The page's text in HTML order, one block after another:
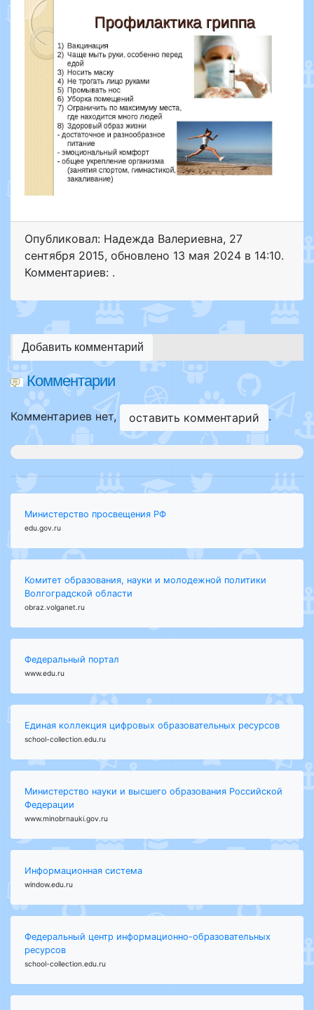
Опубликовал: Надежда Валериевна, 27
сентября 2015, обновлено 13 мая 2024 в 14:10.
Комментариев: .
Добавить комментарий
Комментарии
Комментариев нет, оставить комментарий .
Министерство просвещения РФ
edu.gov.ru
Комитет образования, науки и молодежной политики
Волгоградской области
obraz.volganet.ru
Федеральный портал
www.edu.ru
Единая коллекция цифровых образовательных ресурсов
school-collection.edu.ru
Министерство науки и высшего образования Российской
Федерации
www.minobrnauki.gov.ru
Информационная система
window.edu.ru
Федеральный центр информационно-образовательных
ресурсов
school-collection.edu.ru